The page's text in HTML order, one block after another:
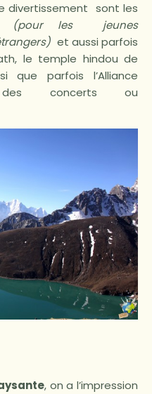
sont les
(pour les jeunes
et aussi parfois
le temple hindou de
que parfois l’Alliance
des concerts ou
, on a l’impression